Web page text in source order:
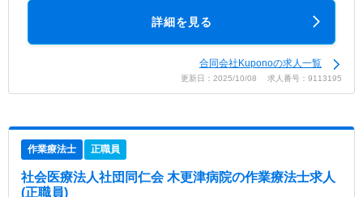
詳細を見る
合同会社Kuponoの求人一覧
更新日：2025/10/08 求人番号：9113195
作業療法士 正職員
社会医療法人社団同仁会 木更津病院の作業療法士求人
(正職員)